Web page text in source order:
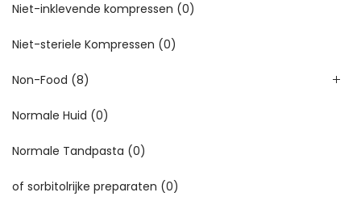
Niet-inklevende kompressen (0)
Niet-steriele Kompressen (0)
Non-Food (8)
Normale Huid (0)
Normale Tandpasta (0)
of sorbitolrijke preparaten (0)